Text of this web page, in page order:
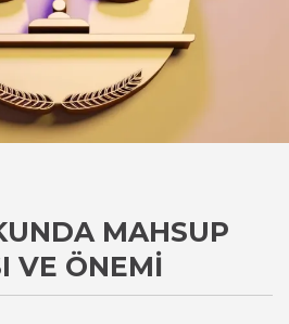
MAHSUP
VE ÖNEMI